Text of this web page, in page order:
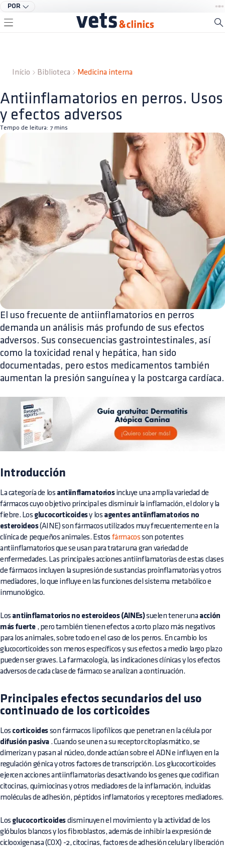
POR
Início Biblioteca Medicina interna
Antiinflamatorios en perros. Usos
y efectos adversos
Tempo de leitura: 7 mins
El uso frecuente de antiinflamatorios en perros
demanda un análisis más profundo de sus efectos
adversos. Sus consecuencias gastrointestinales, así
como la toxicidad renal y hepática, han sido
documentadas, pero estos medicamentos también
aumentan la presión sanguínea y la postcarga cardíaca.
Introducción
La categoría de los antiinflamatoriosincluye una amplia variedad de
fármacos cuyo objetivo principal es disminuir la inflamación, el dolor y la
fiebre. Los glucocorticoidesy los agentes antiinflamatorios no
esteroideos(AINE) son fármacos utilizados muy frecuentemente en la
clínica de pequeños animales. Estos fármacos son potentes
antiinflamatorios que se usan para tratar una gran variedad de
enfermedades. Las principales acciones antiinflamatorias de estas clases
de fármacos incluyen la supresión de sustancias proinflamatorias y otros
mediadores, lo que influye en las funciones del sistema metabólico e
inmunológico.
Los antiinflamatorios no esteroideos (AINEs)suelen tener una acción
más fuerte , pero también tienen efectos a corto plazo más negativos
para los animales, sobre todo en el caso de los perros. En cambio los
glucocorticoides son menos específicos y sus efectos a medio largo plazo
pueden ser graves. La farmacología, las indicaciones clínicas y los efectos
adversos de cada clase de fármaco se analizan a continuación.
Principales efectos secundarios del uso
continuado de los corticoides
Los corticoides son fármacos lipofílicos que penetran en la célula por
difusión pasiva . Cuando se unen a su receptor citoplasmático, se
dimerizan y pasan al núcleo, donde actúan sobre el ADN e influyen en la
regulación génica y otros factores de transcripción. Los glucocorticoides
ejercen acciones antiinflamatorias desactivando los genes que codifican
citocinas, quimiocinas y otros mediadores de la inflamación, incluidas
moléculas de adhesión, péptidos inflamatorios y receptores mediadores.
Los glucocorticoides disminuyen el movimiento y la actividad de los
glóbulos blancos y los fibroblastos, además de inhibir la expresión de
ciclooxigenasa (COX) -2, citocinas, factores de adhesión celular y liberación